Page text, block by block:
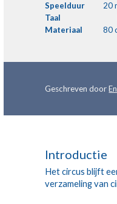
Speelduur
20
Taal
Materiaal
80
Geschreven door
Introductie
Het circus blijft
verzameling van